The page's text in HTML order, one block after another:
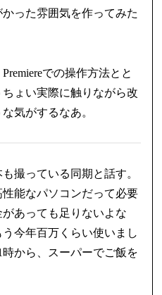
った雰囲気を作ってみた
での操作方法とと
ょい実際に触りながら改
気がするなあ。
撮っている同期と話す。
能なパソコンだって必要
あっても足りないよな
今年百万くらい使いまし
から、スーパーでご飯を